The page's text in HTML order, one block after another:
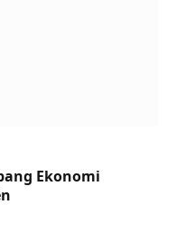
Ekonomi